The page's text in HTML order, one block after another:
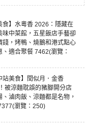
食】水粵香 2026：隱藏在
味中菜館，五星飯店手藝卻
錢，烤鴨、燒鵝和港式點心
適合聚餐 7462(瀏覽：
站美食】閏似月．金香
被涼麵耽誤的豬腳開分店
滷肉飯、涼麵都是名物，
瀏覽：250)